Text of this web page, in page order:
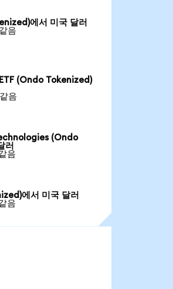
에서 미국 달러
음
(Ondo Tokenized)
음
(Ondo
러
음
에서 미국 달러
음